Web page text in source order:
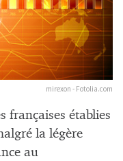
mirexon - Fotolia.com
françaises établies
la légère
au